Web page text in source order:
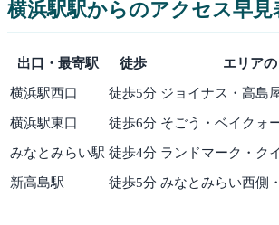
横浜駅駅からのアクセス早見
出口・最寄駅 徒歩 エリア
横浜駅西口 徒歩5分 ジョイナス・高島
横浜駅東口 徒歩6分 そごう・ベイクォ
みなとみらい駅 徒歩4分 ランドマーク・ク
新高島駅 徒歩5分 みなとみらい西側